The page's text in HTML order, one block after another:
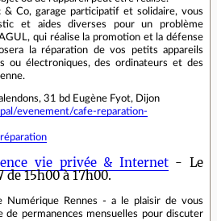
& Co, garage participatif et solidaire, vous
et aides diverses pour un problème
qui réalise la promotion et la défense
la réparation de vos petits appareils
ou électroniques, des ordinateurs et des
31 bd Eugène Fyot, Dijon
evenement/cafe-reparation-
vie privée & Internet- Le
15h00 à 17h00.
Numérique Rennes - a le plaisir de vous
de permanences mensuelles pour discuter